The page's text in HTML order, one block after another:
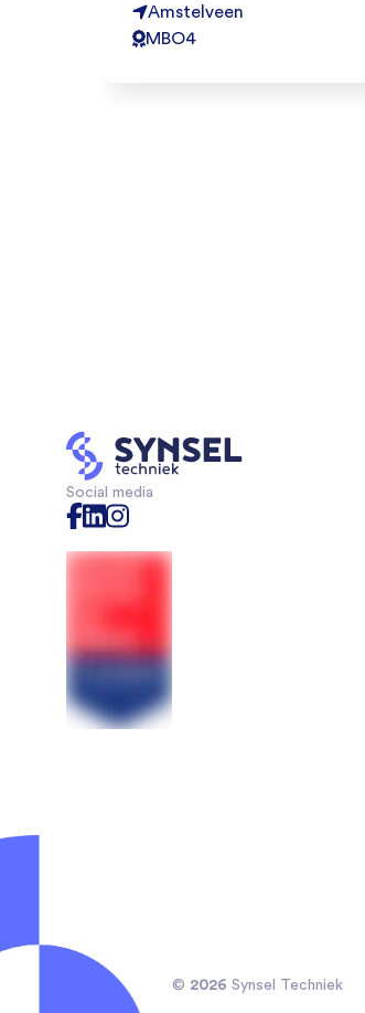
Amstelveen
MBO4
Social media
© 2026 Synsel Techniek